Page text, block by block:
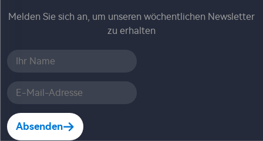
Melden Sie sich an, um unseren wöchentlichen Newsletter
zu erhalten
Absenden